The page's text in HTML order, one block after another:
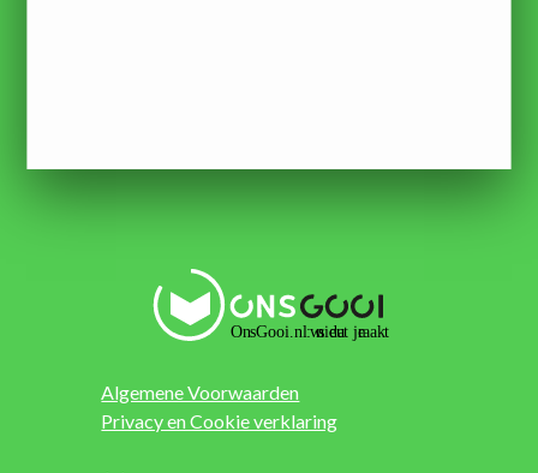
Algemene Voorwaarden
Privacy en Cookie verklaring